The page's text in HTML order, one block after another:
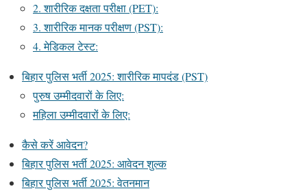
2. शारीरिक दक्षता परीक्षा (PET):
3. शारीरिक मानक परीक्षण (PST):
4. मेडिकल टेस्ट:
बिहार पुलिस भर्ती 2025: शारीरिक मापदंड (PST)
पुरुष उम्मीदवारों के लिए:
महिला उम्मीदवारों के लिए:
कैसे करें आवेदन?
बिहार पुलिस भर्ती 2025: आवेदन शुल्क
बिहार पुलिस भर्ती 2025: वेतनमान